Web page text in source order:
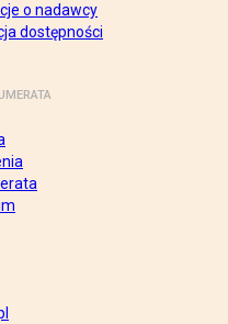
o nadawcy
dostępności